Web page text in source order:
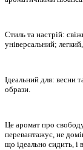
Стиль та настрій:
універсальний;
Ідеальний для: весни
образи.
Це аромат про
перевантажує, не
що ідеально сидить, і